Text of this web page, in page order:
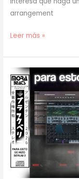
arrangement
[
]
Cómo
Hacer
BEATS
EMOCIONALES
para
FAKEMINK
(prod.
mora)
[71]
Leer más »